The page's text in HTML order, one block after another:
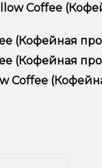
отличается
Coffee
(Кофейная
(Кофейная
учитывайте
вариант.
Coffee